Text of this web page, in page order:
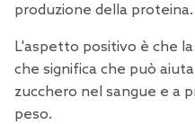
produzione della proteina.
L'aspetto positivo è che la
che significa che può
zucchero nel sangue e a
peso.